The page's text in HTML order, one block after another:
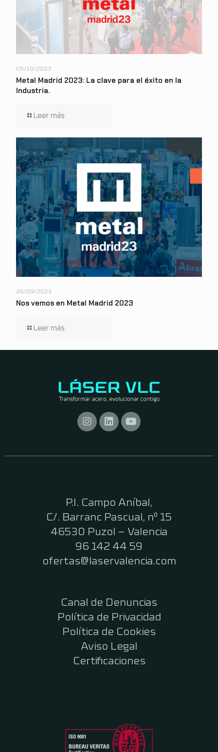
05/10/2023
Metal Madrid 2023: La clave para el éxito en la
Industria.
26/09/2023
Nos vemos en Metal Madrid 2023
P.I. Campo Aníbal,
C/. Barranc Pascual, nº 15
46530 Puzol – Valencia
96 142 44 59
ofertas@laservalencia.com
Canal de Denuncias
Política de Privacidad
Política de Cookies
Aviso Legal
Certificaciones